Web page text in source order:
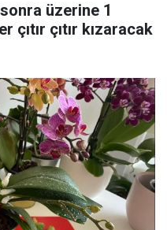
üzerine 1
çıtır çıtır kızaracak